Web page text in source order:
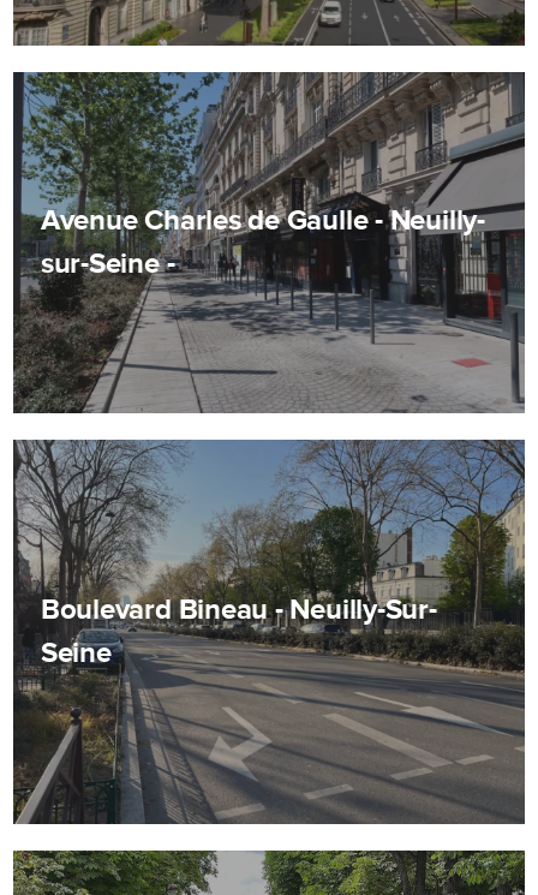
Avenue Charles de Gaulle - Neuilly-
sur-Seine -
Boulevard Bineau - Neuilly-Sur-
Seine